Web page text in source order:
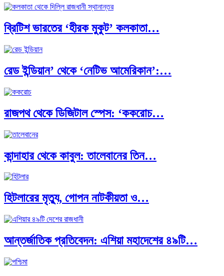
ব্রিটিশ ভারতের ‘হীরক মুকুট’ কলকাতা…
রেড ইন্ডিয়ান’ থেকে ‘নেটিভ আমেরিকান’:…
রাজপথ থেকে ডিজিটাল স্পেস: ‘ককরোচ…
কান্দাহার থেকে কাবুল: তালেবানের তিন…
হিটলারের মৃত্যু, গোপন নাটকীয়তা ও…
আন্তর্জাতিক প্রতিবেদন: এশিয়া মহাদেশের ৪৯টি…